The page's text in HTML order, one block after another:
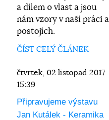
a dílem o vlast a jsou
nám vzory v naší práci a
postojích.
ČÍST CELÝ ČLÁNEK
čtvrtek, 02 listopad 2017
15:39
Připravujeme výstavu
Jan Kutálek - Keramika